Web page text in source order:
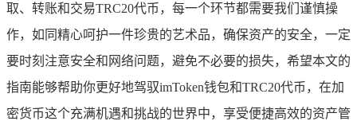
取、转账和交易TRC20代币，每一个环节都需要我们谨慎操
作，如同精心呵护一件珍贵的艺术品，确保资产的安全，一定
要时刻注意安全和网络问题，避免不必要的损失，希望本文的
指南能够帮助你更好地驾驭imToken钱包和TRC20代币，在加
密货币这个充满机遇和挑战的世界中，享受便捷高效的资产管